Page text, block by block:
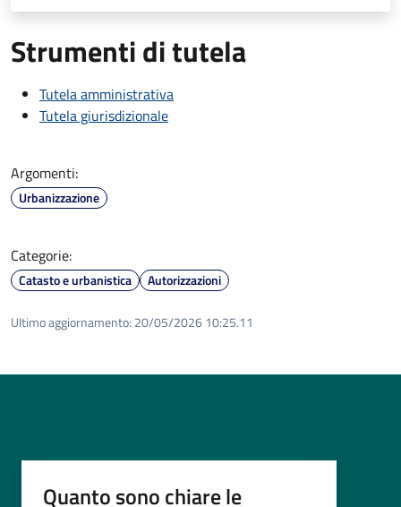
Strumenti di tutela
Tutela amministrativa
Tutela giurisdizionale
Argomenti:
Urbanizzazione
Categorie:
Catasto e urbanistica Autorizzazioni
Ultimo aggiornamento: 20/05/2026 10:25.11
Quanto sono chiare le